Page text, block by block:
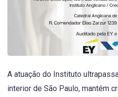
A atuação do Instituto
interior de São Paulo, mantém